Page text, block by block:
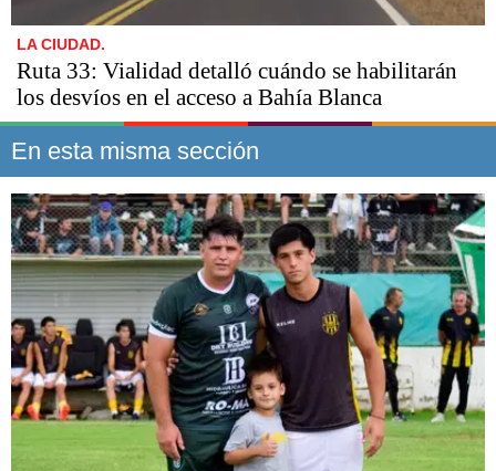
LA CIUDAD.
Ruta 33: Vialidad detalló cuándo se habilitarán
los desvíos en el acceso a Bahía Blanca
En esta misma sección